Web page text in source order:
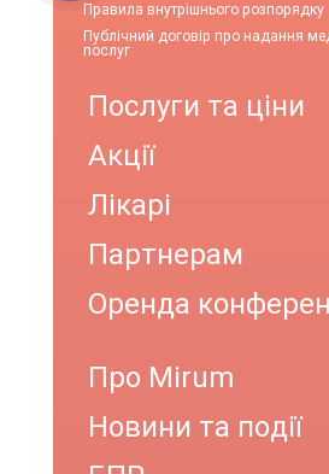
Правила внутрішнього розпорядку
Публічний договір про надання
послуг
Послуги та ціни
Акції
Лікарі
Партнерам
Оренда
Про Mirum
Новини та події